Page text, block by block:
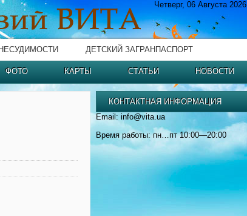
Четверг, 06 Августа 2026
ДЕТСКИЙ ЗАГРАНПАСПОРТ
ФОТО КАРТЫ СТАТЬИ НОВОСТИ
КОНТАКТНАЯ ИНФОРМАЦИЯ
Email: info@vita.ua
Время работы: пн…пт 10:00—20:00